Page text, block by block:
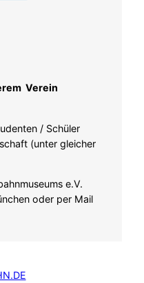
Verein
/ Schüler
(unter gleicher
e.V.
oder per Mail